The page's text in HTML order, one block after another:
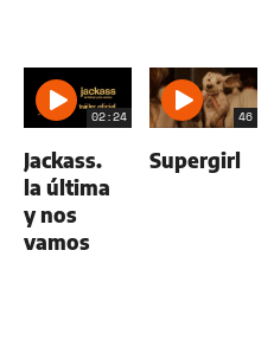
02:24
Jackass.
la última
y nos
vamos
46
Supergirl